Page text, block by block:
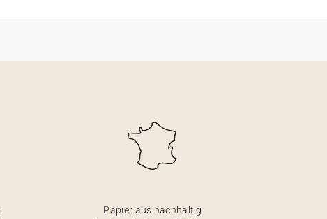
Papier aus nachhaltig